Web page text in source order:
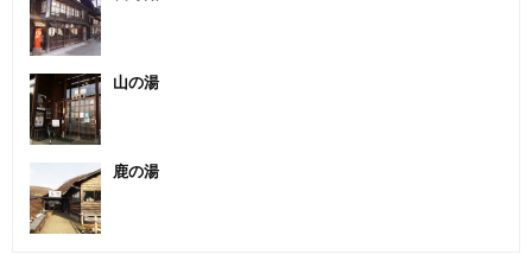
山の湯
鹿の湯